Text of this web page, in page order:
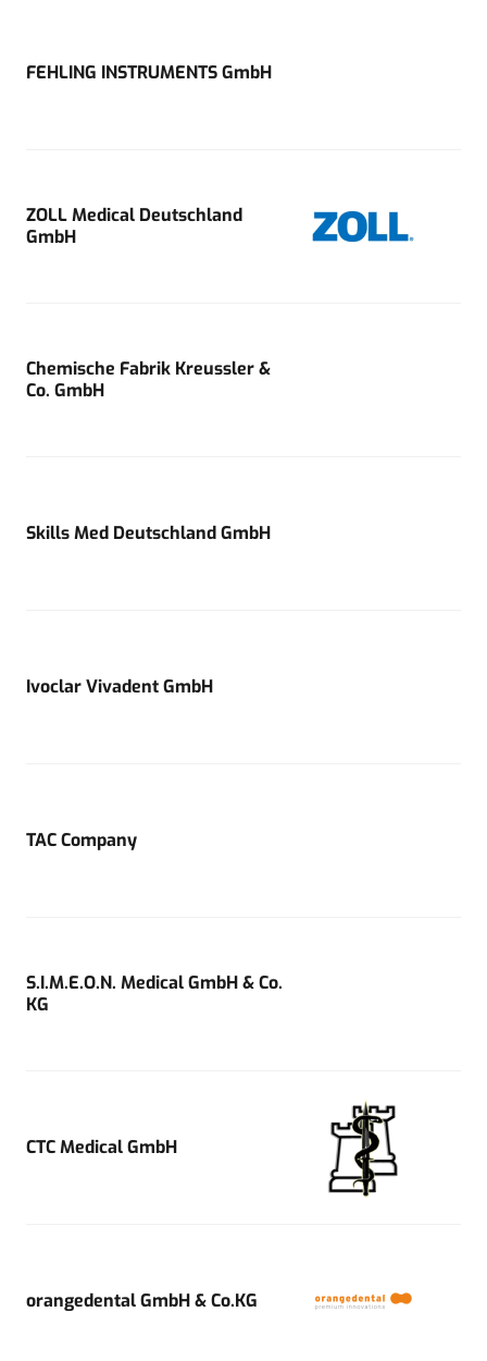
FEHLING INSTRUMENTS GmbH
ZOLL Medical Deutschland
GmbH
Chemische Fabrik Kreussler &
Co. GmbH
Skills Med Deutschland GmbH
Ivoclar Vivadent GmbH
TAC Company
S.I.M.E.O.N. Medical GmbH & Co.
KG
CTC Medical GmbH
orangedental GmbH & Co.KG